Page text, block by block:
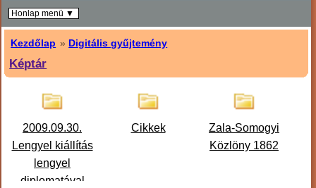
Kezdőlap » Digitális gyűjtemény
Képtár
2009.09.30.
Lengyel kiállítás
lengyel
diplomatával
Cikkek
Zala-Somogyi
Közlöny 1862
Honlap menü ▼